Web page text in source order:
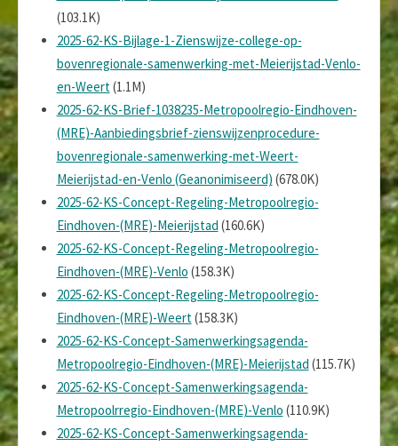
(103.1K)
2025-62-KS-Bijlage-1-Zienswijze-college-op-
bovenregionale-samenwerking-met-Meierijstad-Venlo-
en-Weert (1.1M)
2025-62-KS-Brief-1038235-Metropoolregio-Eindhoven-
(MRE)-Aanbiedingsbrief-zienswijzenprocedure-
bovenregionale-samenwerking-met-Weert-
Meierijstad-en-Venlo (Geanonimiseerd) (678.0K)
2025-62-KS-Concept-Regeling-Metropoolregio-
Eindhoven-(MRE)-Meierijstad (160.6K)
2025-62-KS-Concept-Regeling-Metropoolregio-
Eindhoven-(MRE)-Venlo (158.3K)
2025-62-KS-Concept-Regeling-Metropoolregio-
Eindhoven-(MRE)-Weert (158.3K)
2025-62-KS-Concept-Samenwerkingsagenda-
Metropoolregio-Eindhoven-(MRE)-Meierijstad (115.7K)
2025-62-KS-Concept-Samenwerkingsagenda-
Metropoolrregio-Eindhoven-(MRE)-Venlo (110.9K)
2025-62-KS-Concept-Samenwerkingsagenda-